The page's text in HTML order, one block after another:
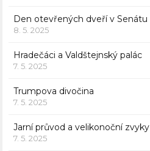
Den otevřených dveří v Senátu
8. 5. 2025
Hradečáci a Valdštejnský palác
7. 5. 2025
Trumpova divočina
7. 5. 2025
Jarní průvod a velikonoční zvyky
7. 5. 2025